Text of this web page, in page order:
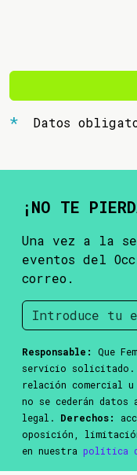
Datos
¡NO TE
Una vez a la
eventos del
correo.
Responsable: Que
servicio solicitado.
relación comercial
no se cederán
legal. Derechos:
oposición,
en nuestra política